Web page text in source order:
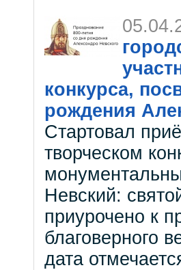
конкурса,
рождения
Стартовал
творческом
Невский:
приурочено к
благоверного
дата